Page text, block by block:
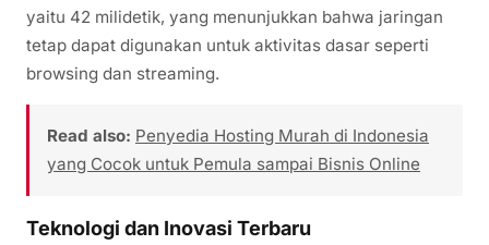
yaitu 42 milidetik, yang menunjukkan bahwa jaringan
tetap dapat digunakan untuk aktivitas dasar seperti
browsing dan streaming.
Read also: Penyedia Hosting Murah di Indonesia
yang Cocok untuk Pemula sampai Bisnis Online
Teknologi dan Inovasi Terbaru